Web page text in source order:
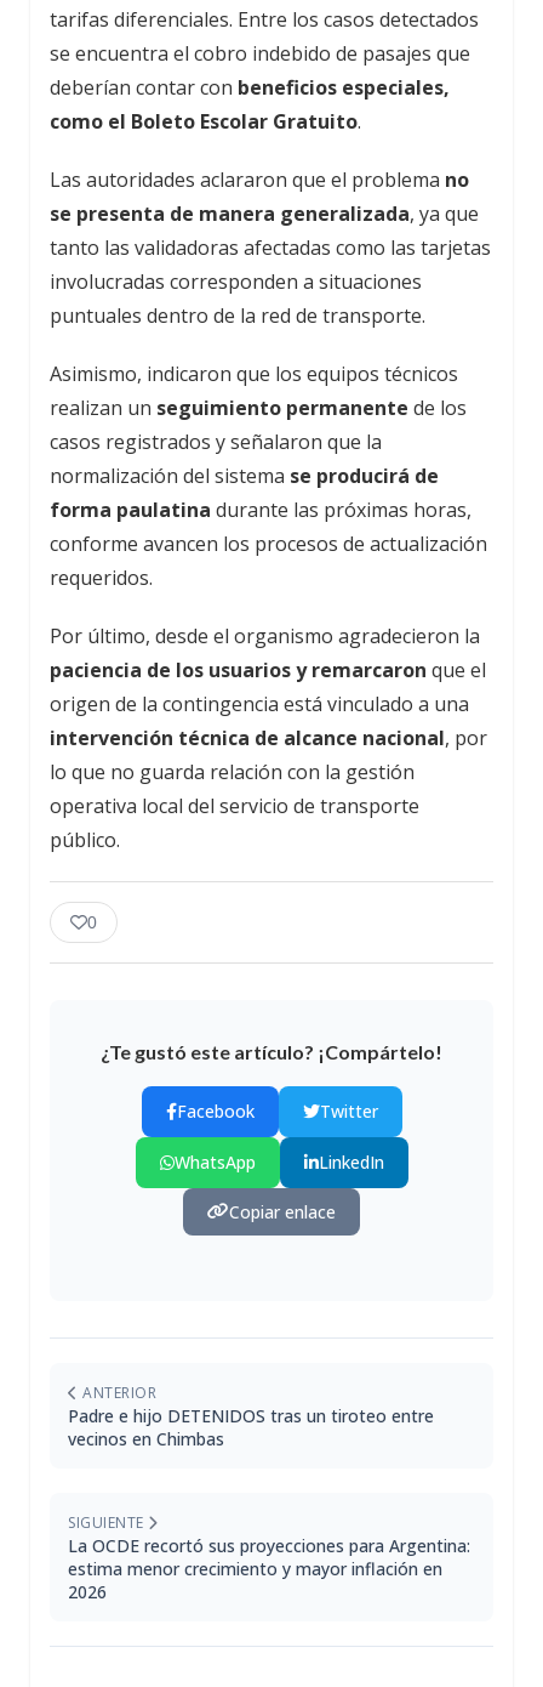
tarifas diferenciales. Entre los casos detectados
se encuentra el cobro indebido de pasajes que
deberían contar con beneficios especiales,
como el Boleto Escolar Gratuito.
Las autoridades aclararon que el problema no
se presenta de manera generalizada, ya que
tanto las validadoras afectadas como las tarjetas
involucradas corresponden a situaciones
puntuales dentro de la red de transporte.
Asimismo, indicaron que los equipos técnicos
realizan un seguimiento permanente de los
casos registrados y señalaron que la
normalización del sistema se producirá de
forma paulatina durante las próximas horas,
conforme avancen los procesos de actualización
requeridos.
Por último, desde el organismo agradecieron la
paciencia de los usuarios y remarcaron que el
origen de la contingencia está vinculado a una
intervención técnica de alcance nacional, por
lo que no guarda relación con la gestión
operativa local del servicio de transporte
público.
0
¿Te gustó este artículo? ¡Compártelo!
Facebook Twitter
WhatsApp LinkedIn
Copiar enlace
ANTERIOR
Padre e hijo DETENIDOS tras un tiroteo entre
vecinos en Chimbas
SIGUIENTE
La OCDE recortó sus proyecciones para Argentina:
estima menor crecimiento y mayor inflación en
2026